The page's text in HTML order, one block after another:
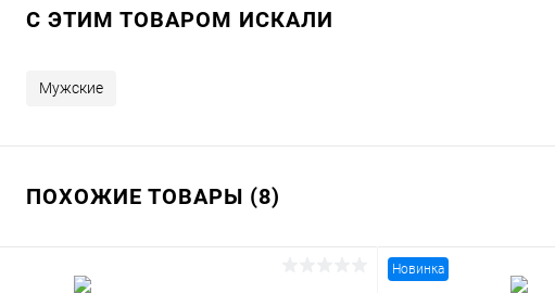
C ЭТИМ ТОВАРОМ ИСКАЛИ
Мужские
ПОХОЖИЕ ТОВАРЫ (8)
Новинка